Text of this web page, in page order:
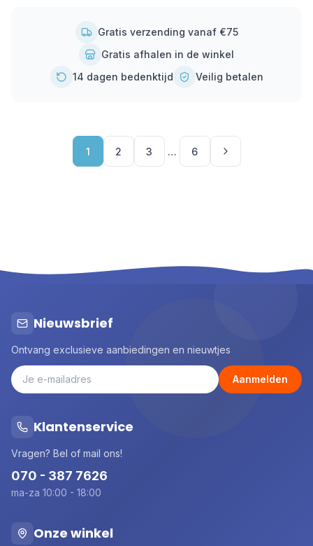
Gratis verzending vanaf €75
Gratis afhalen in de winkel
14 dagen bedenktijd
Veilig betalen
1 2 3 … 6
Nieuwsbrief
Ontvang exclusieve aanbiedingen en nieuwtjes
Aanmelden
Klantenservice
Vragen? Bel of mail ons!
070 - 387 7626
ma-za 10:00 - 18:00
Onze winkel